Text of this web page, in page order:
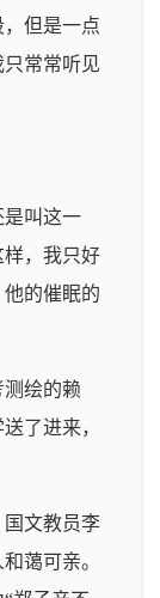
但是一点
常常听见
是叫这一
，我只好
的催眠的
绘的赖
了进来，
文教员李
蔼可亲。